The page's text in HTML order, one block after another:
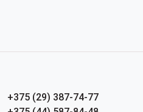
+375 (29) 387-74-77